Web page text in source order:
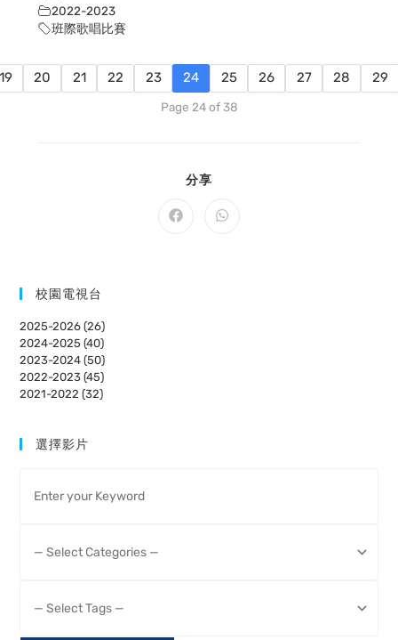
2022-2023
班際歌唱比賽
20 21 22 23 24 25 26 27 28 29
Page 24 of 38
分享
CONTENT
Opens
Opens
校園電視台
2025-2026 (26)
2024-2025 (40)
2023-2024 (50)
2022-2023 (45)
2021-2022 (32)
選擇影片